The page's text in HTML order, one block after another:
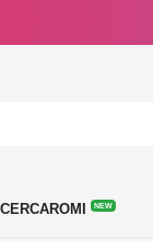
CERCAROMI NEW